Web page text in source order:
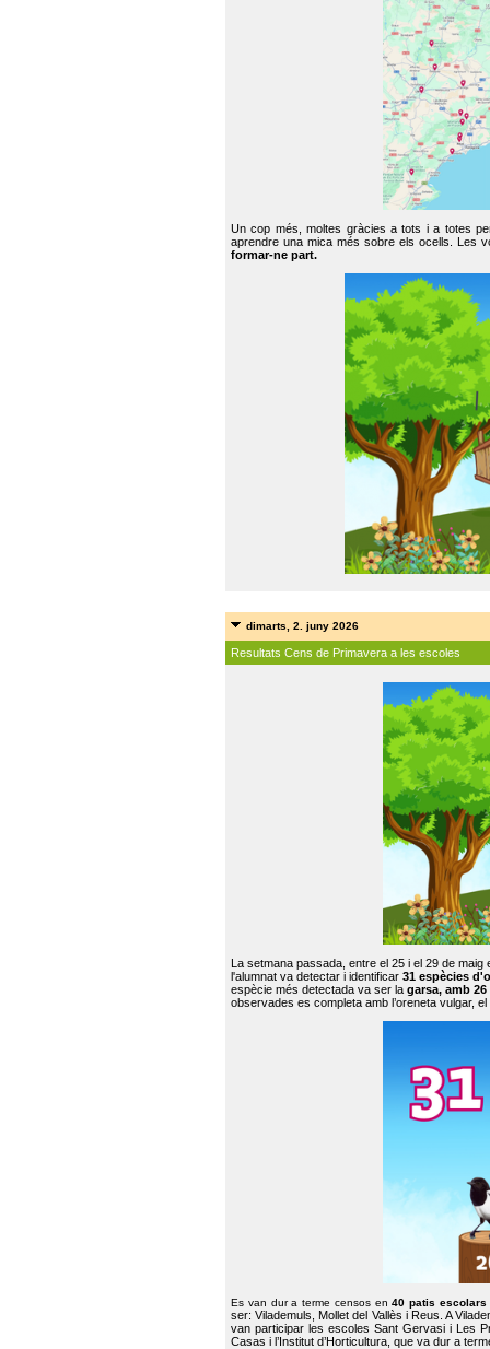
Un cop més, moltes gràcies a tots i a totes
aprendre una mica més sobre els ocells. Les
formar-ne part.
dimarts, 2. juny 2026
Resultats Cens de Primavera a les escoles
La setmana passada, entre el 25 i el 29 de
l'alumnat va detectar i identificar 31 espècies
espècie més detectada va ser la garsa, amb
observades es completa amb l’oreneta vulgar,
Es van dur a terme censos en40 patis escolars
ser: Vilademuls, Mollet del Vallès i Reus. A
van participar les escoles Sant Gervasi i Les
Casas i l’Institut d’Horticultura, que va dur a